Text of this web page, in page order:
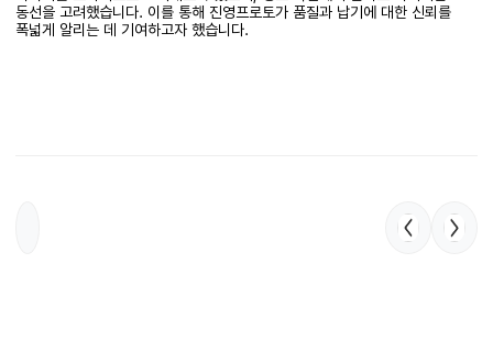
동선을 고려했습니다. 이를 통해 진영프로토가 품질과 납기에 대한 신뢰를
폭넓게 알리는 데 기여하고자 했습니다.